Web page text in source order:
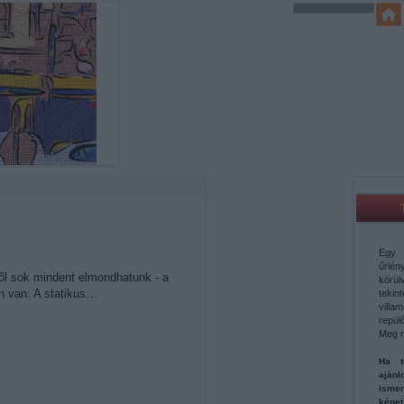
Egy
Meg
Ha
sok mindent elmondhatunk - a
van: A statikus…